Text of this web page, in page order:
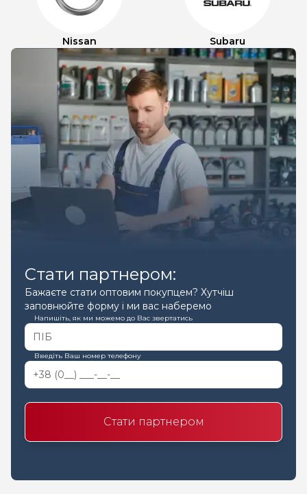
Nissan Subaru
Стати партнером:
Бажаєте стати оптовим покупцем? Хутчіш
заповнюйте форму і ми вас наберемо
Напишіть, як ми можемо до Вас звертатись
Введіть Ваш номер телефону
Стати партнером